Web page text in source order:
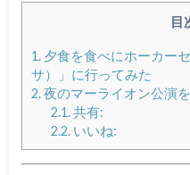
目
1.夕食を食べにホーカー
サ）」に行ってみた
2.夜のマーライオン公演
2.1.共有:
2.2.いいね: